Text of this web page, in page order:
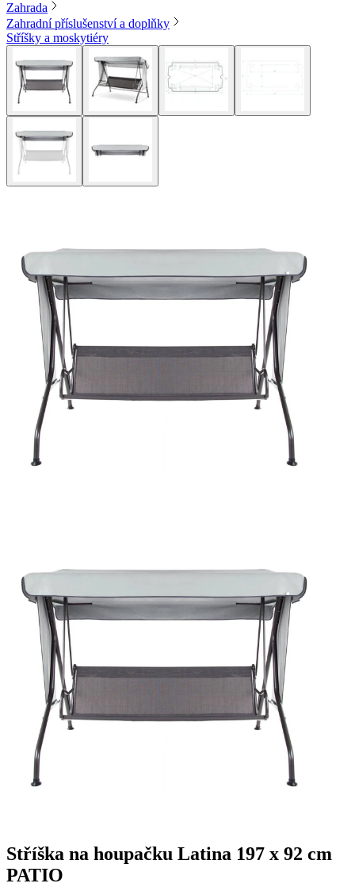
Zahrada
Zahradní příslušenství a doplňky
Stříšky a moskytiéry
Stříška na houpačku Latina 197 x 92 cm
PATIO